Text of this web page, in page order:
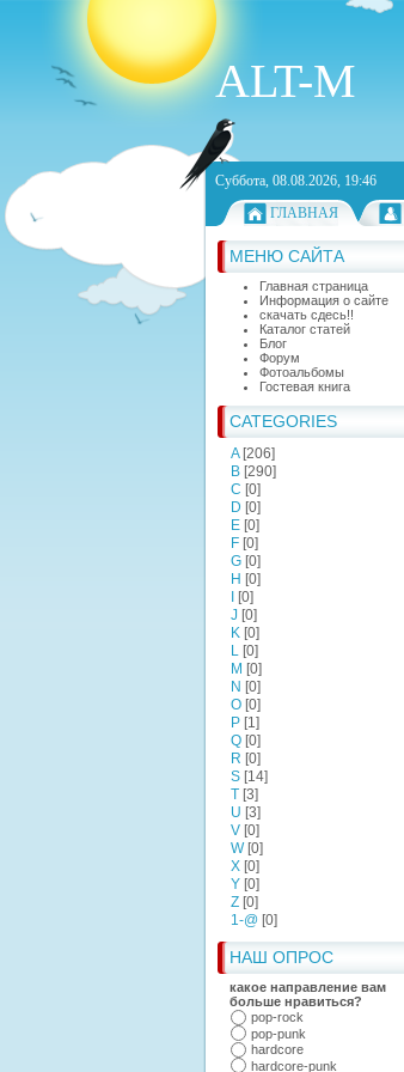
ALT-M
Суббота, 08.08.2026, 19:46
ГЛАВНАЯ
МЕНЮ САЙТА
Главная страница
Информация о сайте
скачать сдесь!!
Каталог статей
Блог
Форум
Фотоальбомы
Гостевая книга
CATEGORIES
A [206]
B [290]
C [0]
D [0]
E [0]
F [0]
G [0]
H [0]
[0]
J [0]
K [0]
L [0]
M [0]
N [0]
O [0]
P [1]
Q [0]
R [0]
S [14]
T [3]
U [3]
V [0]
W [0]
X [0]
Y [0]
Z [0]
1-@ [0]
НАШ ОПРОС
какое направление вам
больше нравиться?
pop-rock
pop-punk
hardcore
hardcore-punk